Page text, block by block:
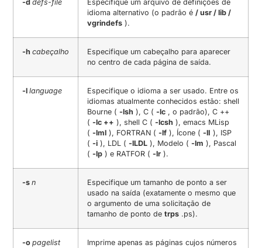
-ddefs-file
Especifique um arquivo de definições de
idioma alternativo (o padrão é/ usr / lib /
vgrindefs ).
-hcabeçalho
Especifique um cabeçalho para aparecer
no centro de cada página de saída.
-llanguage
Especifique o idioma a ser usado. Entre os
idiomas atualmente conhecidos estão: shell
Bourne (-lsh ), C (-lc , o padrão), C ++
(-lc ++ ), shell C (-lcsh ), emacs MLisp
(-lml ), FORTRAN (-lf ), Ícone (-lI ), ISP
(-i ), LDL (-lLDL ), Modelo (-lm ), Pascal
(-lp ) e RATFOR (-lr ).
-sn
Especifique um tamanho de ponto a ser
usado na saída (exatamente o mesmo que
o argumento de uma solicitação de
tamanho de ponto detrps .ps).
-opagelist
Imprime apenas as páginas cujos números